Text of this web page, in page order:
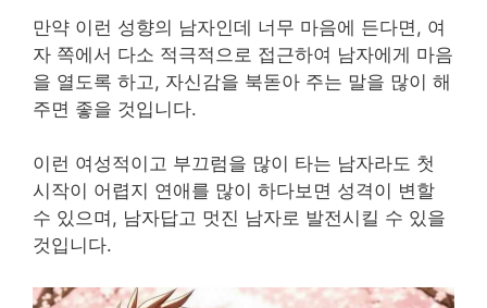
만약 이런 성향의 남자인데 너무 마음에 든다면, 여
자 쪽에서 다소 적극적으로 접근하여 남자에게 마음
을 열도록 하고, 자신감을 북돋아 주는 말을 많이 해
주면 좋을 것입니다.
이런 여성적이고 부끄럼을 많이 타는 남자라도 첫
시작이 어렵지 연애를 많이 하다보면 성격이 변할
수 있으며, 남자답고 멋진 남자로 발전시킬 수 있을
것입니다.